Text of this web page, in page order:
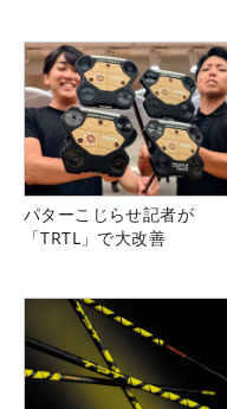
パターこじらせ記者が
「TRTL」で大改善